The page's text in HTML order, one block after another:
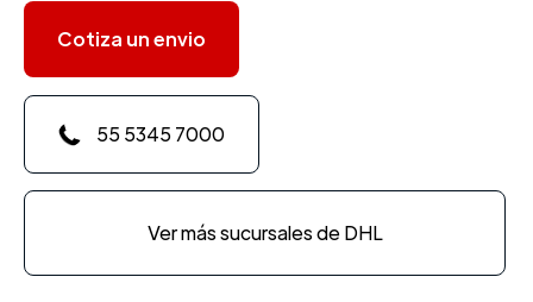
Cotiza un envio
55 5345 7000
Ver más sucursales de DHL